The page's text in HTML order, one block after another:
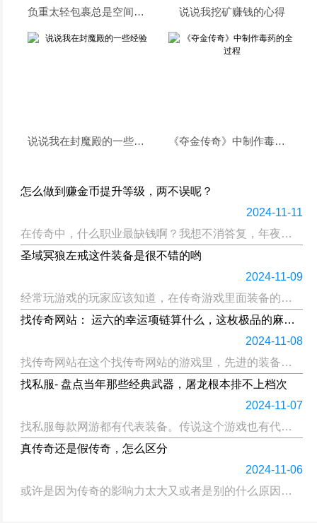
负重太轻包裹总是空间不够怎么办 说说我挖矿赚钱的心得
说说我在封魔殿的一些经验 《夺金传奇》中制作毒药的全过程
怎么做到赚金币提升等级，两不误呢？
2024-11-11
在传奇中，什么职业最缺钱啊？我想不消答复，年夜家都能猜出来吧，没错啦，最缺钱的，非法师莫属啦。。法师提升等级就即是烧钱啦。。作为法师的我，也深深表现，法师为啥那么缺钱啊。。木富有的法师，简直想死的心都...
圣域冥狼左戒这件装备是很不错的哟
2024-11-09
经常玩游戏的玩家应该知道，在传奇游戏里面装备的等级除了一点就是最好的，但是像一些一个等级比较高的玩家，就感觉打出来的装备等级比较低，谁都不愿意去打装备，而我今天要说的就是在游戏里面，我的圣域冥狼左戒这...
找传奇网站： 运六的幸运项链算什么，这枚极品的麻痹戒指才是巅峰！
2024-11-08
找传奇网站在这个找传奇网站的游戏里，先进的装备一直都很珍贵，有些装备一直都是无价的。在游戏中，也有最佳属性的设定，即使是高级装备也能产生最佳属性，但是概率很小。在游戏中，那些珍藏的终极装备想要产生最好...
找私服- 盘点当年那些经典武器，屠龙根本排不上档次
2024-11-07
找私服每款网游都有代表装备。传说这个游戏也有代表装备，就是屠龙刀。不过这款游戏的找私服已经有十几年的历史了，屠龙刀可能连玩家心目中的前三都排不上。我来盘点一下游戏里的经典武器，看看你懂什么。...
真传奇还是假传奇，怎么区分
2024-11-06
或许是因为传奇的影响力太大又或者是别的什么原因，总之，这些年传奇一直被模仿着。于是市面上出现了各种真真假假的传奇游戏，对玩家而言可能确实多了很多选择，但对传奇本身来说似乎并不是一件好事。...